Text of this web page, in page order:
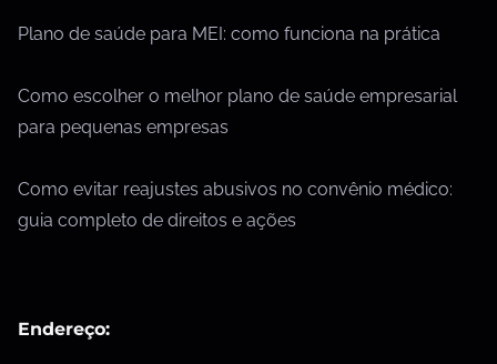
Plano de saúde para MEI: como funciona na prática
Como escolher o melhor plano de saúde empresarial
para pequenas empresas
Como evitar reajustes abusivos no convênio médico:
guia completo de direitos e ações
Endereço: